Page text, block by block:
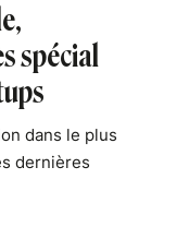
spécial
dans le plus
dernières